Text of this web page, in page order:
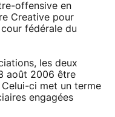
offensive en
Creative pour
fédérale du
les deux
août 2006 être
ci met un terme
engagées